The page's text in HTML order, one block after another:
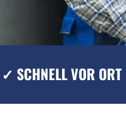
✓ SCHNELL VOR ORT